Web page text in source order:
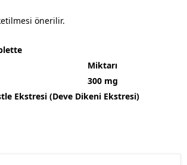
önerilir.
Miktarı
300 mg
Ekstresi (Deve Dikeni Ekstresi)